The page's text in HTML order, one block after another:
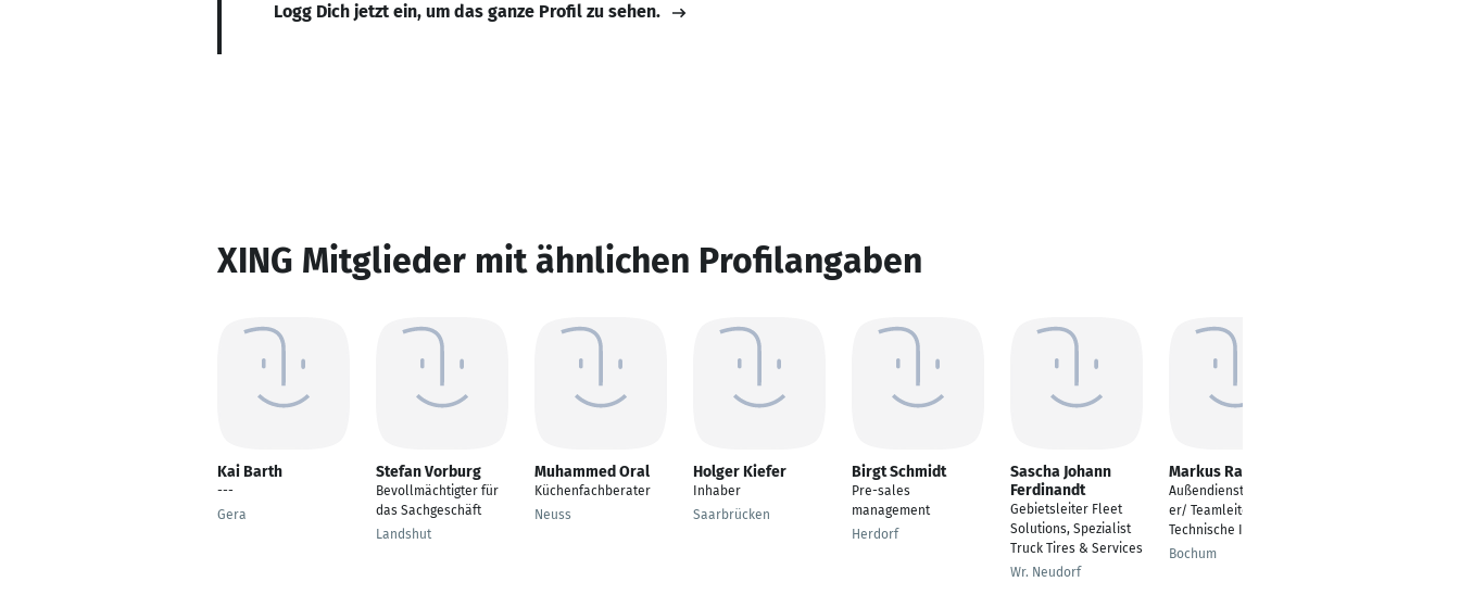
Logg Dich jetzt ein, um das ganze Profil zu sehen.
XING Mitglieder mit ähnlichen Profilangaben
Kai Barth
---
Gera
Stefan Vorburg
Bevollmächtigter für
das Sachgeschäft
Landshut
Muhammed Oral
Küchenfachberater
Neuss
Holger Kiefer
Inhaber
Saarbrücken
Birgt Schmidt
Pre-sales
management
Herdorf
Sascha Johann
Ferdinandt
Gebietsleiter Fleet
Solutions, Spezialist
Truck Tires & Services
Wr. Neudorf
Markus Rakowski
Außendienstmitarbeit
er/ Teamleiter
Technische Isolierung
Bochum